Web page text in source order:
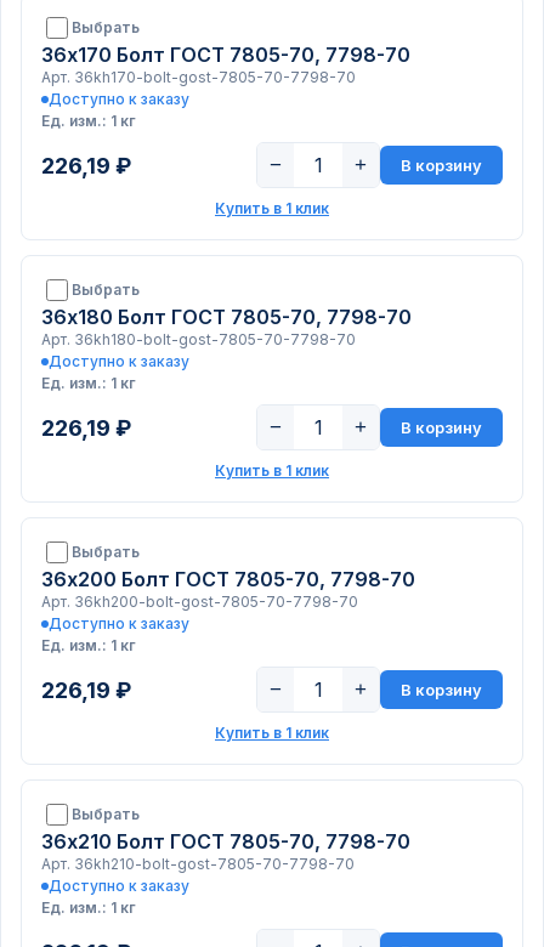
Выбрать
36х170 Болт ГОСТ 7805-70, 7798-70
Арт. 36kh170-bolt-gost-7805-70-7798-70
Доступно к заказу
Ед. изм.: 1 кг
226,19 ₽ − + В корзину
Купить в 1 клик
Выбрать
36х180 Болт ГОСТ 7805-70, 7798-70
Арт. 36kh180-bolt-gost-7805-70-7798-70
Доступно к заказу
Ед. изм.: 1 кг
226,19 ₽ − + В корзину
Купить в 1 клик
Выбрать
36х200 Болт ГОСТ 7805-70, 7798-70
Арт. 36kh200-bolt-gost-7805-70-7798-70
Доступно к заказу
Ед. изм.: 1 кг
226,19 ₽ − + В корзину
Купить в 1 клик
Выбрать
36х210 Болт ГОСТ 7805-70, 7798-70
Арт. 36kh210-bolt-gost-7805-70-7798-70
Доступно к заказу
Ед. изм.: 1 кг